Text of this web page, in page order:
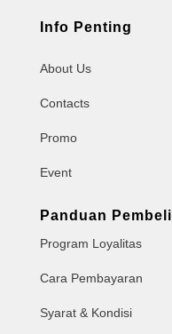
Info Penting
About Us
Contacts
Promo
Event
Panduan Pembeli
Program Loyalitas
Cara Pembayaran
Syarat & Kondisi